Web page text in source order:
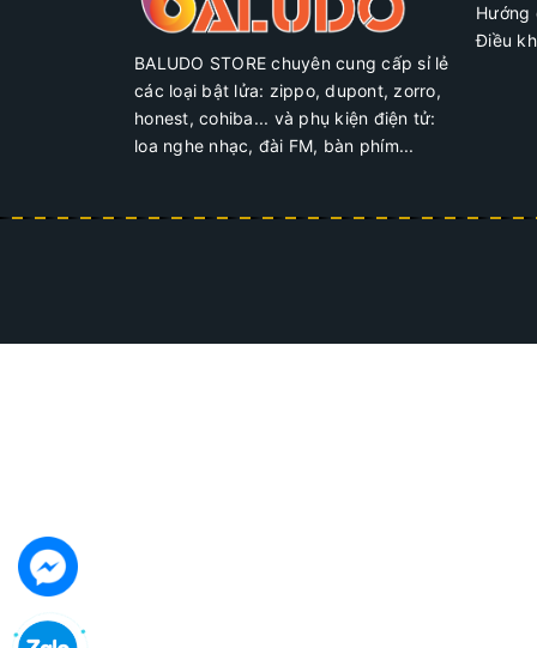
BALUDO STORE chuyên cung cấp sỉ lẻ
các loại bật lửa: zippo, dupont, zorro,
honest, cohiba... và phụ kiện điện tử:
loa nghe nhạc, đài FM, bàn phím...
Hướng
Điều